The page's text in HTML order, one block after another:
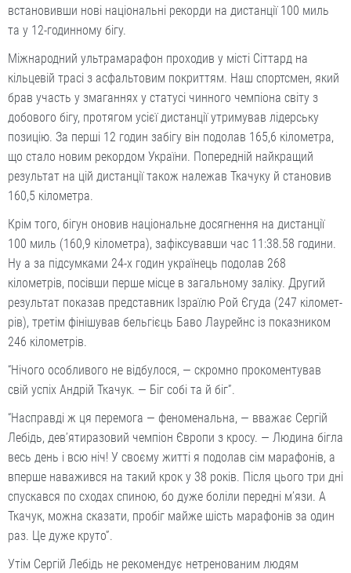
встановивши нові національні рекорди на дистанції 100 миль
та у 12-годинному бігу.
Міжнародний ультрамарафон проходив у місті Сіттард на
кільцевій трасі з асфальтовим покриттям. Наш спортсмен, який
брав участь у змаганнях у статусі чинного чемпіона світу з
добового бігу, протягом усієї дистанції утримував лідерську
позицію. За перші 12 годин забігу він подолав 165,6 кілометра,
що стало новим рекордом України. Попередній найкращий
результат на цій дистанції також належав Ткачуку й становив
160,5 кілометра.
Крім того, бігун оновив національне досягнення на дистанції
100 миль (160,9 кілометра), зафіксувавши час 11:38.58 години.
Ну а за підсумками 24-х годин українець подолав 268
кілометрів, посівши перше місце в загальному заліку. Другий
результат показав представник Ізраїлю Рой Єгуда (247 кіломет­
рів), третім фінішував бельгієць Баво Лаурейнс із показником
246 кілометрів.
“Нічого особливого не відбулося, — скромно прокоментував
свій успіх Андрій Ткачук. — Біг собі та й біг”.
“Насправді ж ця перемога — феноменальна, — вважає Сергій
Лебідь, дев’ятиразовий чемпіон Європи з кросу. — Людина бігла
весь день і всю ніч! У своєму житті я подолав сім марафонів, а
вперше наважився на такий крок у 38 років. Після цього три дні
спускався по сходах спиною, бо дуже боліли перед­ні м’язи. А
Ткачук, можна сказати, пробіг майже шість марафонів за один
раз. Це дуже круто”.
Утім Сергій Лебідь не рекомендує нетренованим людям